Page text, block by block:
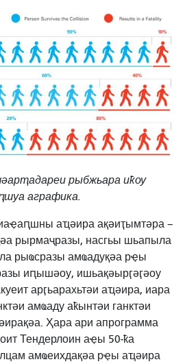
рыбжьара иҟоу
аграфика.
аҵәира ақәиҭымтәра –
рырмаҷразы, насгьы шьапыла
рыҩсразы амҩадуқәа рҿы
иԥышәоу, ишьақәырӷәӷәоу
арӷьарахьтәи аҵәира, иара
амҩаду аҟынтәи ганктәи
Ҳара ари апрограмма
Тендерлоин аҿы 50-ҟа
амҩеихдақәа рҿы аҵәира